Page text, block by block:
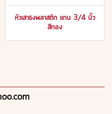
หัวเสาธงพลาสติก แกน 3/4 นิ้ว
สีทอง